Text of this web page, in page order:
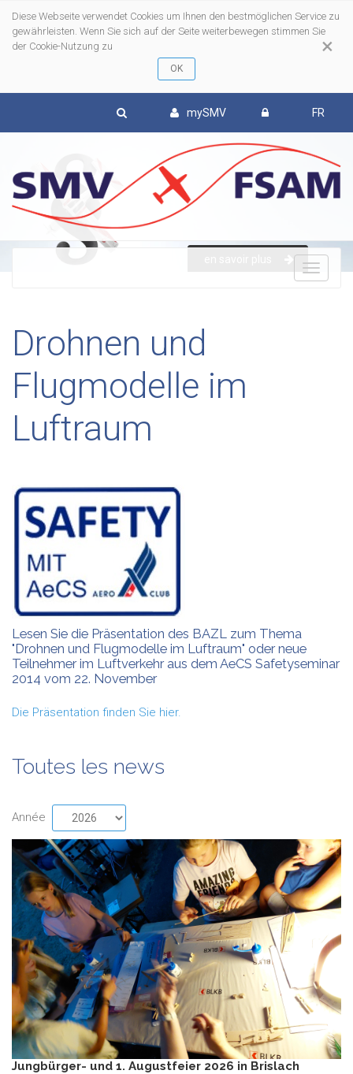
×
Diese Webseite verwendet Cookies um Ihnen den bestmöglichen Service zu
gewährleisten. Wenn Sie sich auf der Seite weiterbewegen stimmen Sie
der Cookie-Nutzung zu
mySMV FR
Drohnen und
Flugmodelle im
Luftraum
Lesen Sie die Präsentation des BAZL zum Thema
"Drohnen und Flugmodelle im Luftraum" oder neue
Teilnehmer im Luftverkehr aus dem AeCS Safetyseminar
2014 vom 22. November
Die Präsentation finden Sie hier.
Toutes les news
Année
Jungbürger- und 1. Augustfeier 2026 in Brislach